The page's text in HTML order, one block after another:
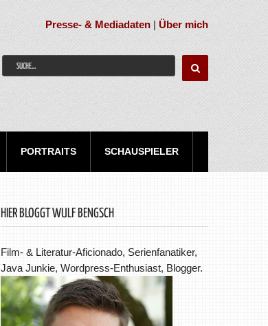
Presse- & Mediadaten |Über mich
PORTRAITS SCHAUSPIELER
HIER BLOGGT WULF BENGSCH
Film- & Literatur-Aficionado, Serienfanatiker,
Java Junkie, Wordpress-Enthusiast, Blogger.